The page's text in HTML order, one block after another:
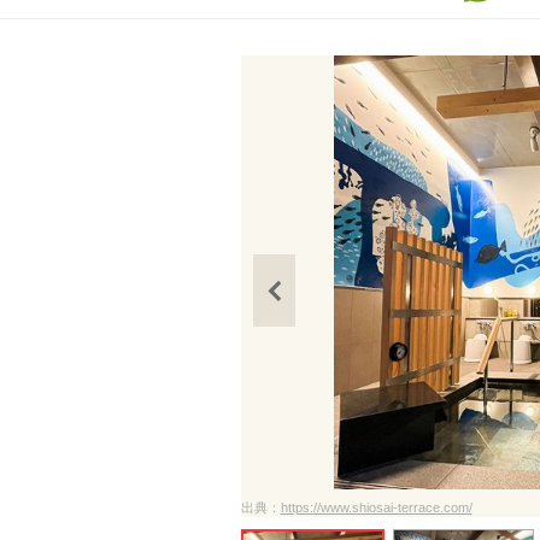
出典： https://www.shiosai-terrace.com/